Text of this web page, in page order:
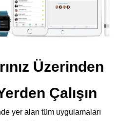
Üzerinden
Çalışın
yer alan tüm uygulamaları